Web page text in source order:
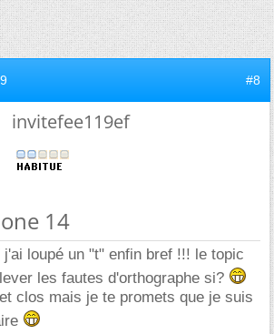
#8
invitefee119ef
14
loupé un "t" enfin bref !!! le topic
les fautes d'orthographe si?
clos mais je te promets que je suis